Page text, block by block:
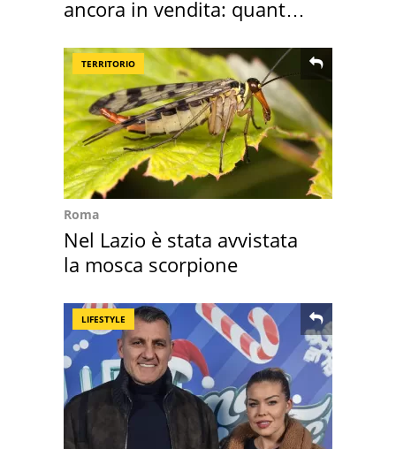
ancora in vendita: quanto
TERRITORIO
Roma
Nel Lazio è stata avvistata
la mosca scorpione
LIFESTYLE